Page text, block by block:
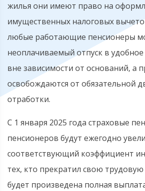
жилья они имеют право на
имущественных налоговых
любые работающие пенсионеры
неоплачиваемый отпуск в
вне зависимости от оснований, а
освобождаются от обязательной
отработки.
С 1 января 2025 года страховые
пенсионеров будут ежегодно
соответствующий коэффициент
тех, кто прекратил свою трудовую
будет произведена полная